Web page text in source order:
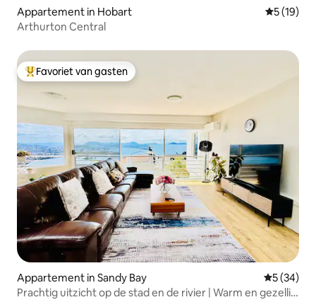
Appartement in Hobart
5 (19)
Arthurton Central
Topfavoriet van gasten
Favoriet van gasten
Appartement in Sandy Bay
5 (34)
Prachtig uitzicht op de stad en de rivier | Warm en gezellig